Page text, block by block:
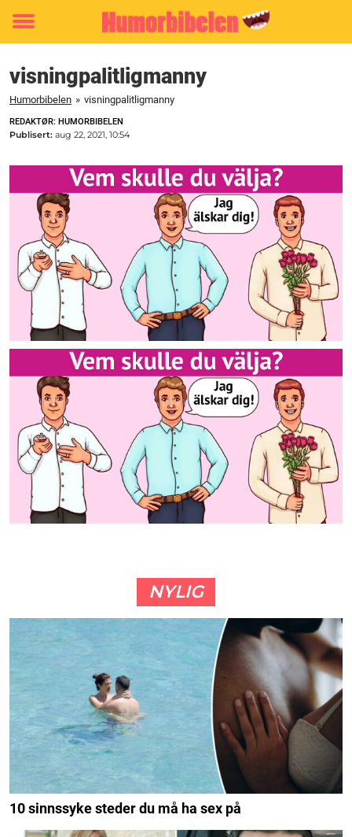
Toggle
visningpalitligmanny
Humorbibelen » visningpalitligmanny
REDAKTØR: HUMORBIBELEN
Publisert: aug 22, 2021, 10:54
NYLIG
10 sinnssyke steder du må ha sex på